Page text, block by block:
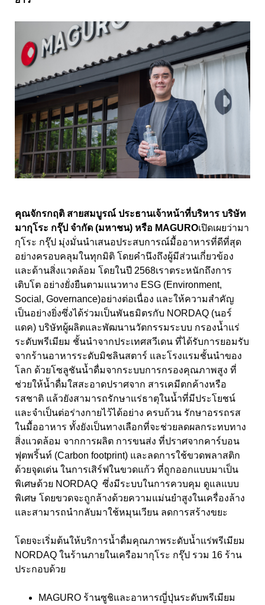
คุณจักรกฤติ สายสมบูรณ์ ประธานเจ้าหน้าที่บริหาร บริษัท
มากุโระ กรุ๊ป จำกัด (มหาชน) หรือ MAGUROเปิดเผยว่ามา
กุโระ กรุ๊ป มุ่งมั่นนำเสนอประสบการณ์มื้ออาหารที่ดีที่สุด
อย่างครอบคลุมในทุกมิติ โดยคำนึงถึงผู้มีส่วนเกี่ยวข้อง
และด้านสิ่งแวดล้อม โดยในปี 2568เราตระหนักถึงการ
เติบโต อย่างยั่งยืนตามแนวทาง ESG (Environment,
Social, Governance)อย่างต่อเนื่อง และให้ความสำคัญ
เป็นอย่างยิ่งซึ่งได้ร่วมเป็นพันธมิตรกับ NORDAQ (นอร์
แดค) บริษัทผู้ผลิตและพัฒนานวัตกรรมระบบ กรองน้ำแร่
ระดับพรีเมียม ชั้นนำจากประเทศสวีเดน ที่ได้รับการยอมรับ
จากร้านอาหารระดับมิชลินสตาร์ และโรงแรมชั้นนำของ
โลก ด้วยโซลูชันน้ำดื่มจากระบบการกรองคุณภาพสูง ที่
ช่วยให้น้ำดื่มใสสะอาดปราศจาก สารเคมีตกค้างหรือ
รสชาติ แล้วยังสามารถรักษาแร่ธาตุในน้ำที่มีประโยชน์
และจำเป็นต่อร่างกายไว้ได้อย่าง ครบถ้วน รักษาอรรถรส
ในมื้ออาหาร ทั้งยังเป็นทางเลือกที่จะช่วยลดผลกระทบทาง
สิ่งแวดล้อม จากการผลิต การขนส่ง ที่ปราศจากคาร์บอน
ฟุตพริ้นท์ (Carbon footprint) และลดการใช้ขวดพลาสติก
ด้วยจุดเด่น ในการเสิร์ฟในขวดแก้ว ที่ถูกออกแบบมาเป็น
พิเศษด้วย NORDAQ ซึ่งมีระบบในการควบคุม ดูแลแบบ
พิเศษ โดยขวดจะถูกล้างด้วยความแม่นยำสูงในเครื่องล้าง
และสามารถนำกลับมาใช้หมุนเวียน ลดการสร้างขยะ
โดยจะเริ่มต้นให้บริการน้ำดื่มคุณภาพระดับน้ำแร่พรีเมียม
NORDAQ ในร้านภายในเครือมากุโระ กรุ๊ป รวม 16 ร้าน
ประกอบด้วย
MAGURO ร้านซูชิและอาหารญี่ปุ่นระดับพรีเมียม